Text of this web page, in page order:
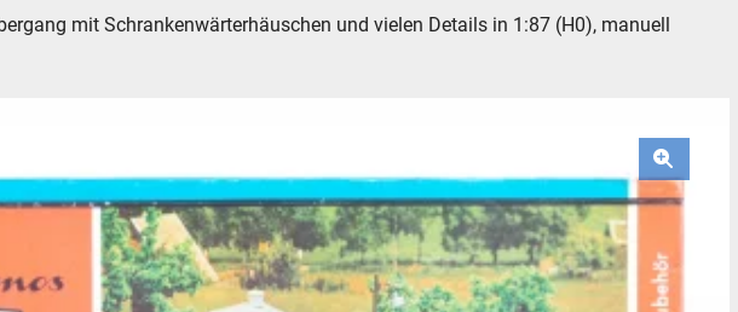
mit Schrankenwärterhäuschen und vielen Details in 1:87 (H0), manuell